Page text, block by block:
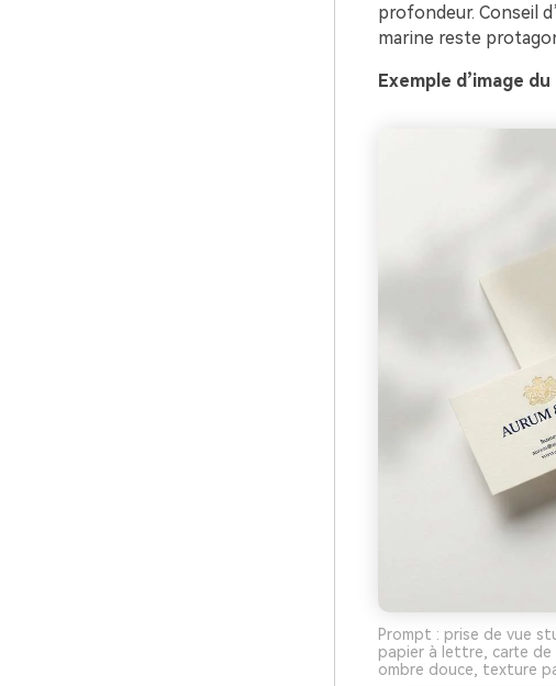
profondeur. Conseil
marine reste
Exemple d’image
Prompt : prise de vue
papier à lettre, carte de
ombre douce, texture